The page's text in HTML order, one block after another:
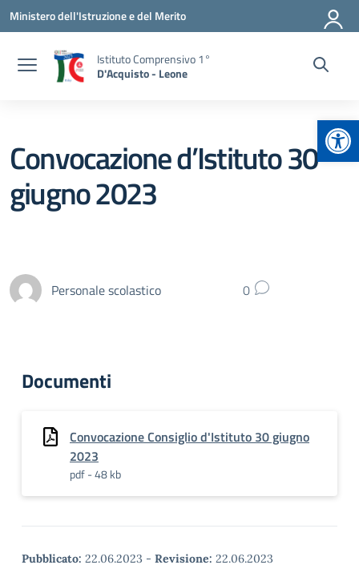
Vai ai contenuti
Vai al menu di navigazione
Vai al footer
Ministero dell'Istruzione e del Merito
Istituto Comprensivo 1°
D'Acquisto - Leone
Convocazione d’Istituto 30
giugno 2023
Personale scolastico 0
Documenti
Convocazione Consiglio d'Istituto 30 giugno
2023
pdf - 48 kb
Pubblicato: 22.06.2023 - Revisione: 22.06.2023